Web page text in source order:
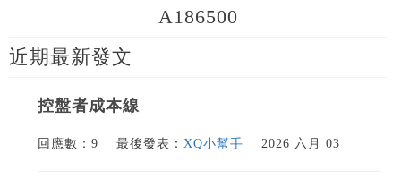
A186500
近期最新發文
控盤者成本線
回應數：9 最後發表： XQ小幫手 2026 六月 03